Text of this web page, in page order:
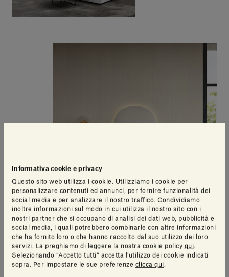
Informativa cookie e privacy
Questo sito web utilizza i cookie. Utilizziamo i cookie per
personalizzare contenuti ed annunci, per fornire funzionalità dei
social media e per analizzare il nostro traffico. Condividiamo
inoltre informazioni sul modo in cui utilizza il nostro sito con i
nostri partner che si occupano di analisi dei dati web, pubblicità e
social media, i quali potrebbero combinarle con altre informazioni
che ha fornito loro o che hanno raccolto dal suo utilizzo dei loro
servizi. La preghiamo di leggere la nostra cookie policy qui
Selezionando “Accetto tutti” accetta l’utilizzo dei cookie indicati
sopra. Per impostare le sue preferenze clicca qui